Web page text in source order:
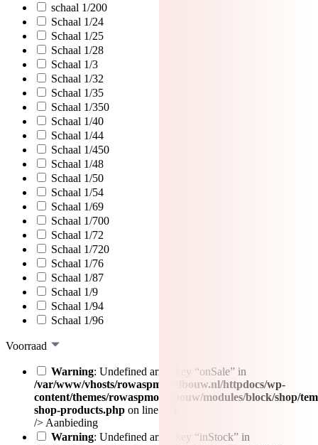
schaal 1/200
Schaal 1/24
Schaal 1/25
Schaal 1/28
Schaal 1/3
Schaal 1/32
Schaal 1/35
Schaal 1/350
Schaal 1/40
Schaal 1/44
Schaal 1/450
Schaal 1/48
Schaal 1/50
Schaal 1/54
Schaal 1/69
Schaal 1/700
Schaal 1/72
Schaal 1/720
Schaal 1/76
Schaal 1/87
Schaal 1/9
Schaal 1/94
Schaal 1/96
Voorraad
Warning: Undefined array key “onSale” in
/var/www/vhosts/rowaspmodelbouw.nl/httpdocs/wp-
content/themes/rowaspmodelbouw/modules/block/shop/
shop-products.php on line
/> Aanbieding
Warning: Undefined array key “inStock” in